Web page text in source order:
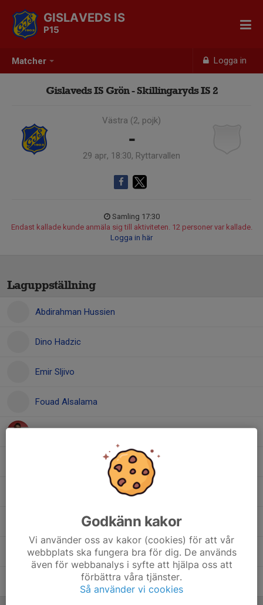
Matcher Logga in
GISLAVEDS IS
P15
Gislaveds IS Grön - Skillingaryds IS 2
Västra (2, pojk)
-
29 apr, 18:30, Ryttarvallen
Samling 17:30
Endast kallade kunde anmäla sig till aktiviteten. 12 personer var kallade.
Logga in här
Laguppställning
Abdirahman Hussien
Dino Hadzic
Emir Sljivo
Fouad Alsalama
Jakov Pejko
Johannes Pietikäinen
Leonel Ojeda
Mohammed Alsabah
William Thorisson
Godkänn kakor
Vi använder oss av kakor (cookies) för att vår
webbplats ska fungera bra för dig. De används
även för webbanalys i syfte att hjälpa oss att
förbättra våra tjänster.
Så använder vi cookies